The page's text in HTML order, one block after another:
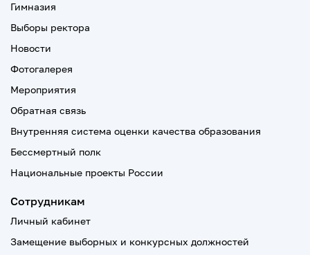
Гимназия
Выборы ректора
Новости
Фотогалерея
Мероприятия
Обратная связь
Внутренняя система оценки качества образования
Бессмертный полк
Национальные проекты России
Сотрудникам
Личный кабинет
Замещение выборных и конкурсных должностей